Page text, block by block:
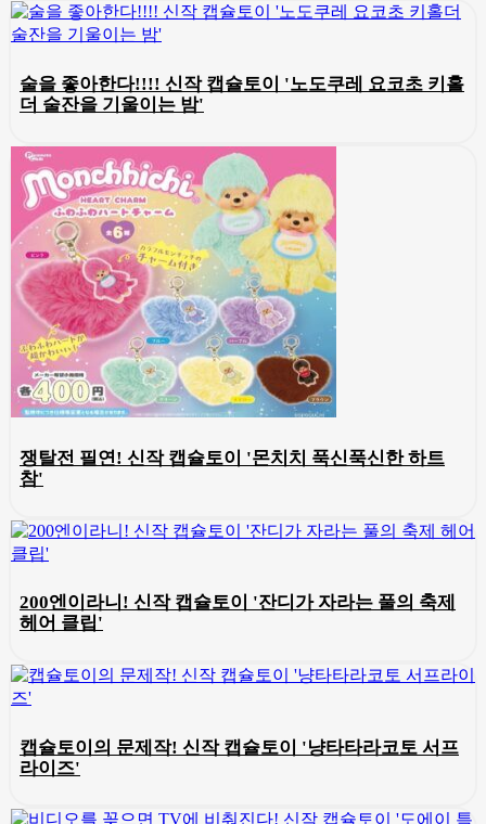
술을 좋아한다!!!! 신작 캡슐토이 '노도쿠레 요코초 키홀
더 술잔을 기울이는 밤'
쟁탈전 필연! 신작 캡슐토이 '몬치치 푹신푹신한 하트
참'
200엔이라니! 신작 캡슐토이 '잔디가 자라는 풀의 축제
헤어 클립'
캡슐토이의 문제작! 신작 캡슐토이 '냥타타라코토 서프
라이즈'